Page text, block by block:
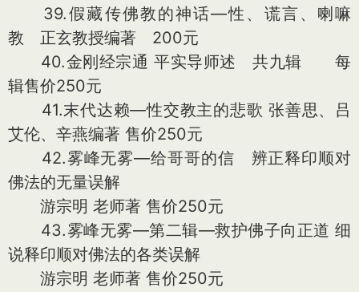
39.假藏传佛教的神话—性、谎言、喇嘛
教 正玄教授编著 200元
40.金刚经宗通 平实导师述 共九辑 每
辑售价250元
41.末代达赖—性交教主的悲歌 张善思、吕
艾伦、辛燕编著 售价250元
42.雾峰无雾—给哥哥的信 辨正释印顺对
佛法的无量误解
游宗明 老师著 售价250元
43.雾峰无雾—第二辑—救护佛子向正道 细
说释印顺对佛法的各类误解
游宗明 老师著 售价250元